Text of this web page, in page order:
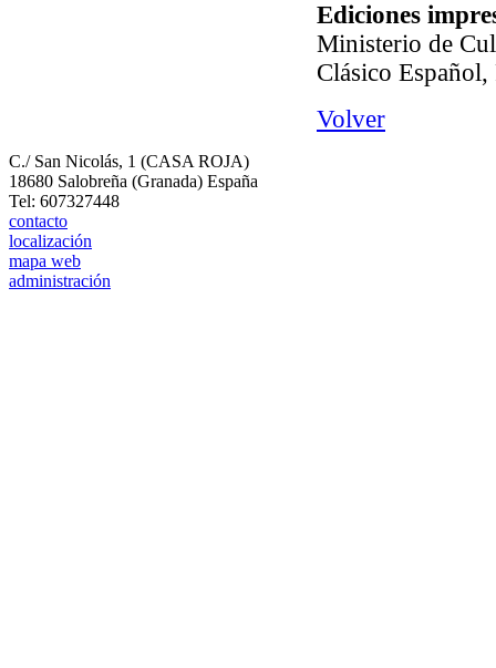
Ediciones
Ministerio de
Clásico
Volver
C./ San Nicolás, 1 (CASA ROJA)
18680 Salobreña (Granada) España
Tel: 607327448
contacto
localización
mapa web
administración